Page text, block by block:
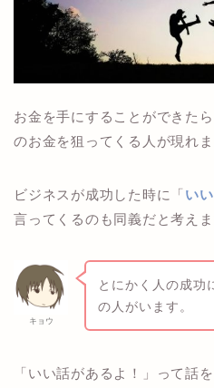
お金を手にすることができた
のお金を狙ってくる人が現れま
ビジネスが成功した時に「い
言ってくるのも同義だと考えま
キョウ
とにかく人の成功
の人がいます。
「いい話があるよ！」って話